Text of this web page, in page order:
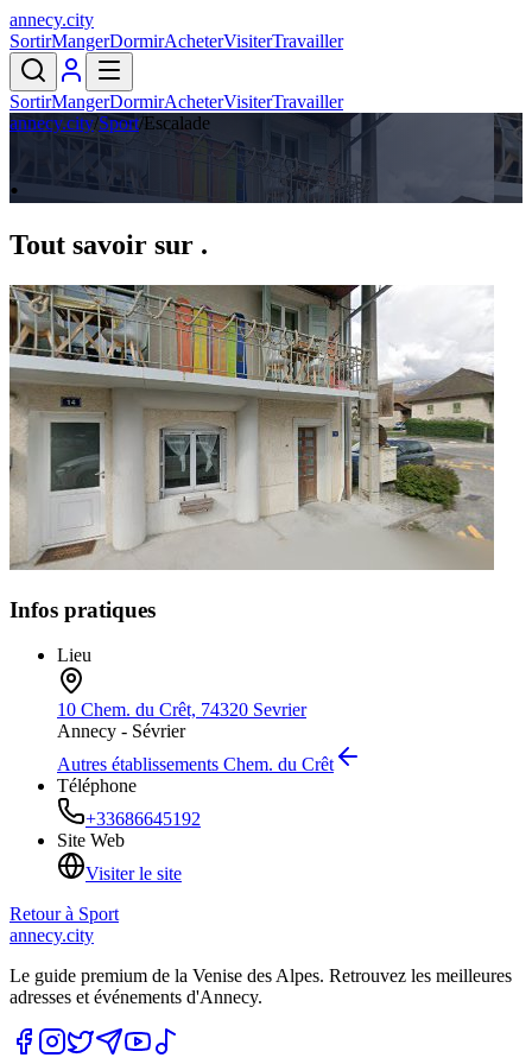
annecy.city
SortirMangerDormirAcheterVisiterTravailler
SortirMangerDormirAcheterVisiterTravailler
annecy.city/Sport/Escalade
.
Tout savoir sur .
Infos pratiques
Lieu
10 Chem. du Crêt, 74320 Sevrier
Annecy - Sévrier
Autres établissements Chem. du Crêt
Téléphone
+33686645192
Site Web
Visiter le site
Retour à Sport
annecy.city
Le guide premium de la Venise des Alpes. Retrouvez les meilleures
adresses et événements d'Annecy.